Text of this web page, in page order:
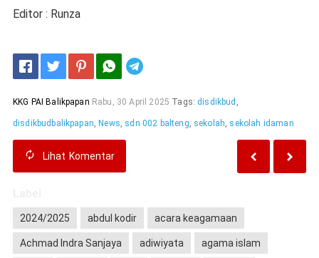
Editor : Runza
KKG PAI Balikpapan Rabu, 30 April 2025 Tags: disdikbud ,
disdikbudbalikpapan, News, sdn 002 balteng, sekolah, sekolah idaman
Lihat Komentar
2024/2025 abdul kodir acara keagamaan
Achmad Indra Sanjaya adiwiyata agama islam